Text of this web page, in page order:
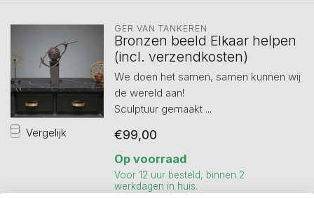
Vergelijk
GER VAN TANKEREN
Bronzen beeld Elkaar helpen
(incl. verzendkosten)
We doen het samen, samen kunnen wij
de wereld aan!
Sculptuur gemaakt ...
€99,00
Op voorraad
Voor 12 uur besteld, binnen 2
werkdagen in huis.